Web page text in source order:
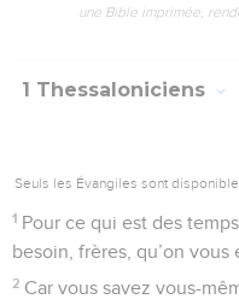
une Bible imprimée,
1 Thessaloniciens
Seuls les Évangiles sont
1 Pour ce qui est des
besoin, frères, qu’on vous
2 Car vous savez vous-